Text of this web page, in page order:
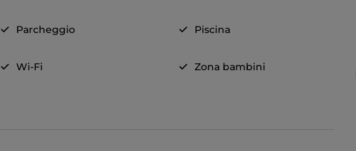
Parcheggio Piscina
Wi-Fi Zona bambini